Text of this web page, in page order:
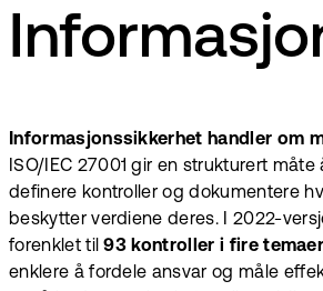
Informasjonssikkerhet handler om
ISO/IEC 27001 gir en strukturert måte
definere kontroller og dokumentere
beskytter verdiene deres. I 2022-
forenklet til93 kontroller i fire
enklere å fordele ansvar og måle